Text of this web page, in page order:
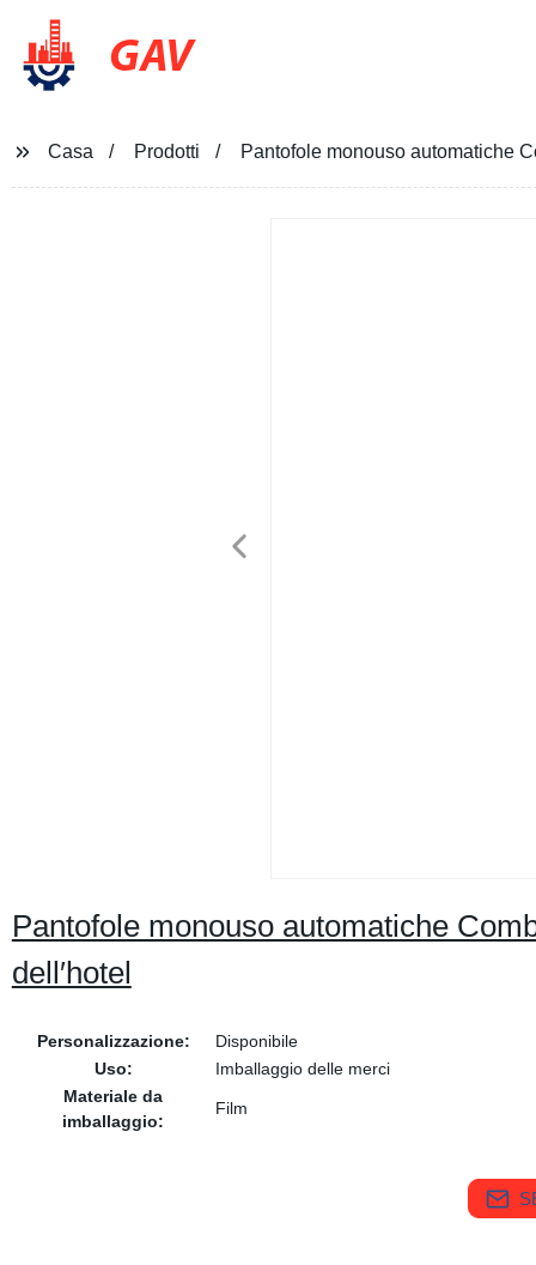
GAV
Casa Prodotti Pantofole monouso automatiche
Pantofole monouso automatiche
dell′hotel
Personalizzazione:
Disponibile
Uso:
Imballaggio delle merci
Materiale da
imballaggio:
Film